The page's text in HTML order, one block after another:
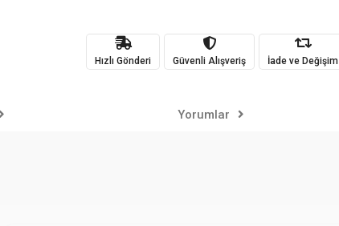
Hızlı Gönderi Güvenli Alışveriş İade ve Değişim
Yorumlar